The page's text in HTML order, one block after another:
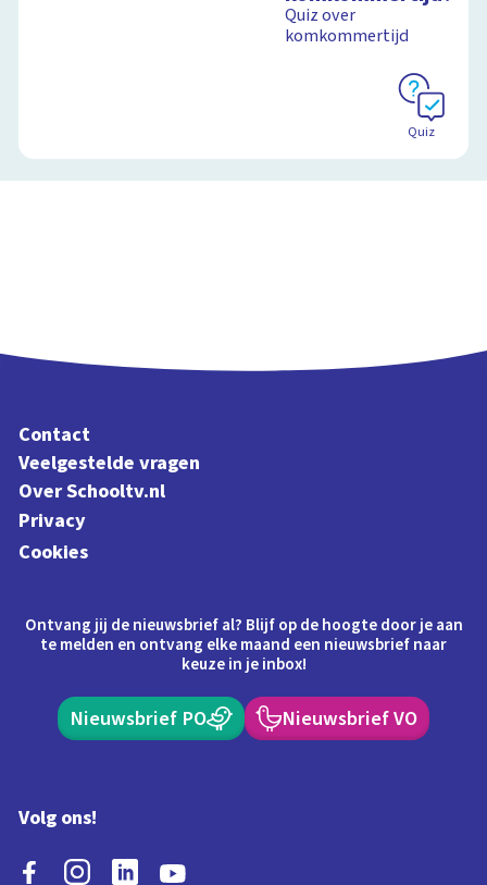
Quiz over
komkommertijd
Quiz
Contact
Veelgestelde vragen
Over Schooltv.nl
Privacy
Cookies
Ontvang jij de nieuwsbrief al? Blijf op de hoogte door je aan
te melden en ontvang elke maand een nieuwsbrief naar
keuze in je inbox!
Nieuwsbrief PO Nieuwsbrief VO
Volg ons!